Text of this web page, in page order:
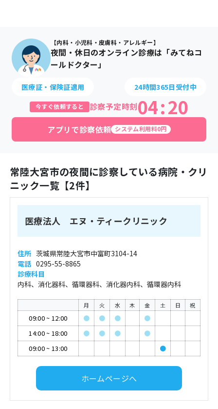
【内科・小児科・皮膚科・アレルギー】
夜間・休日のオンライン診療は「みてねコ
ールドクター」
医療証・保険証適用 24時間365日受付中
今すぐ依頼すると 診察予定時刻04:20
アプリで診察依頼 システム利用料0円
常陸大宮市の夜間に診察している病院・クリ
ニック一覧【2件】
医療法人 エヌ・ティークリニック
住所 茨城県常陸大宮市中富町3104-14
電話 0295-55-8865
診療科目
内科、消化器科、循環器科、消化器内科、循環器内科
月 火 水 木 金 土 日 祝
09:00~ 12:00 ● ● ●
●
14:00~ 18:00 ● ● ●
●
09:00~ 13:00 ●
ホームページへ